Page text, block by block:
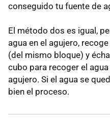
conseguido tu fuente de
El método dos es igual,
agua en el agujero,
(del mismo bloque) y
cubo para recoger el
agujero. Si el agua se
bien el proceso.